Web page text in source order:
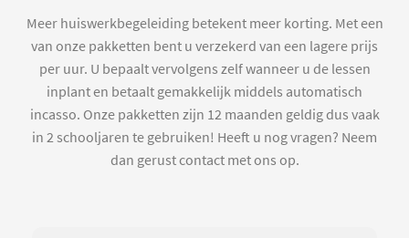
Meer huiswerkbegeleiding betekent meer korting. Met een
van onze pakketten bent u verzekerd van een lagere prijs
per uur. U bepaalt vervolgens zelf wanneer u de lessen
inplant en betaalt gemakkelijk middels automatisch
incasso. Onze pakketten zijn 12 maanden geldig dus vaak
in 2 schooljaren te gebruiken! Heeft u nog vragen? Neem
dan gerust contact met ons op.